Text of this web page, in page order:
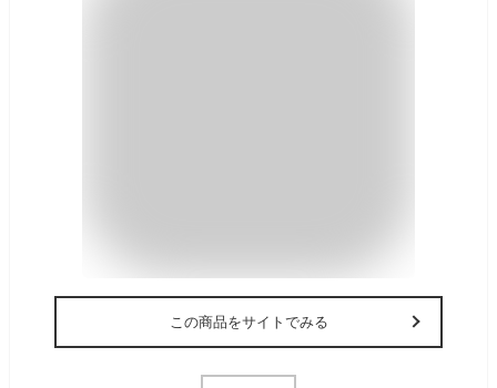
この商品をサイトでみる